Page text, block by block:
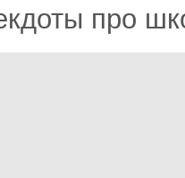
про